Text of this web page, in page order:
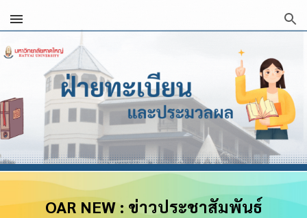
Skip to main content Skip to navigation
OAR NEW : ข่าวประชาสัมพันธ์